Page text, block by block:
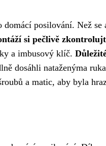
posilování. Než
si pečlivě
a imbusový klíč.
dosáhli nataženýma
a matic, aby byla